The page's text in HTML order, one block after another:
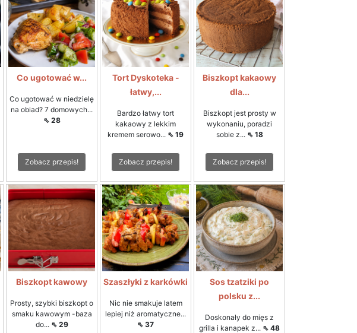
Co ugotować w...
Co ugotować w niedzielę
na obiad? 7 domowych...
⇖ 28
Zobacz przepis!
Tort Dyskoteka -
łatwy,...
Bardzo łatwy tort
kakaowy z lekkim
kremem serowo... ⇖ 19
Zobacz przepis!
Biszkopt kakaowy
dla...
Biszkopt jest prosty w
wykonaniu, poradzi
sobie z... ⇖ 18
Zobacz przepis!
Biszkopt kawowy
Prosty, szybki biszkopt o
smaku kawowym -baza
do... ⇖ 29
Szaszłyki z karkówki
Nic nie smakuje latem
lepiej niż aromatyczne...
⇖ 37
Sos tzatziki po
polsku z...
Doskonały do mięs z
grilla i kanapek z... ⇖ 48